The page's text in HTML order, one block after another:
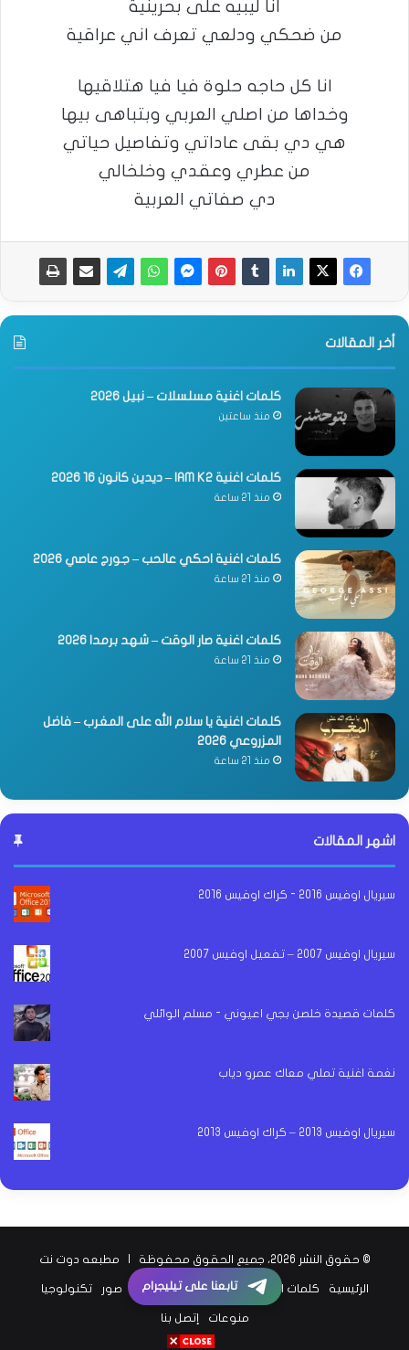
انا ليبيه على بحرينية
من ضحكي ودلعي تعرف اني عراقية
انا كل حاجه حلوة فيا فيا هتلاقيها
وخداها من اصلي العربي وبتباهى بيها
هي دي بقى عاداتي وتفاصيل حياتي
من عطري وعقدي وخلخالي
دي صفاتي العربية
أخر المقالات
كلمات اغنية مسلسلات – نبيل 2026
منذ ساعتين
كلمات اغنية IAM K2 – ديدين كانون 16 2026
منذ 21 ساعة
كلمات اغنية احكي عالحب – جورج عاصي 2026
منذ 21 ساعة
كلمات اغنية صار الوقت – شهد برمدا 2026
منذ 21 ساعة
كلمات اغنية يا سلام الله على المغرب – فاضل
المزروعي 2026
منذ 21 ساعة
اشهر المقالات
سيريال اوفيس 2016 - كراك اوفيس 2016
سيريال اوفيس 2007 – تفعيل اوفيس 2007
كلمات قصيدة خلصن بجي اعيوني - مسلم الوائلي
نغمة اغنية تملي معاك عمرو دياب
سيريال اوفيس 2013 – كراك اوفيس 2013
© حقوق النشر 2026، جميع الحقوق محفوظة | مطبعه دوت نت
الرئيسية كلمات اغاني اخبار الفن اخبار الرياضة صور تكنولوجيا
منوعات إتصل بنا
تابعنا على تيليجرام